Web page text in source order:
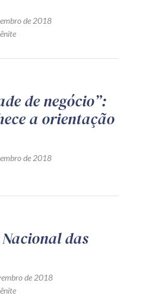
de 2018
de negócio”:
a orientação
de 2018
das
de 2018